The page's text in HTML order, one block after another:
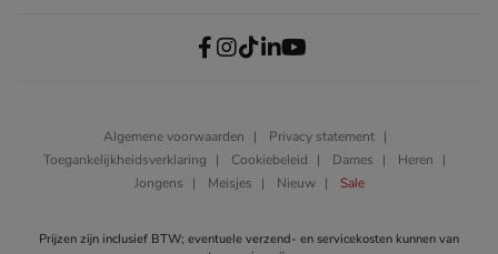
Algemene voorwaarden
Privacy statement
Toegankelijkheidsverklaring
Cookiebeleid Dames
Heren
Jongens
Meisjes Nieuw Sale
Prijzen zijn inclusief BTW; eventuele verzend- en servicekosten kunnen van